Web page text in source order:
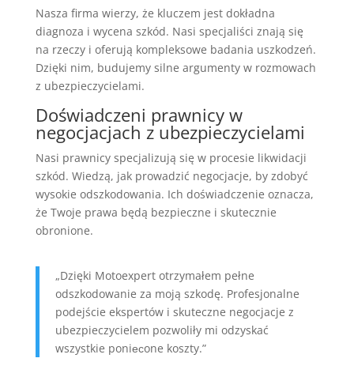
Nasza firma wierzy, że kluczem jest dokładna
diagnoza i wycena szkód. Nasi specjaliści znają się
na rzeczy i oferują kompleksowe badania uszkodzeń.
Dzięki nim, budujemy silne argumenty w rozmowach
z ubezpieczycielami.
Doświadczeni prawnicy w
negocjacjach z ubezpieczycielami
Nasi prawnicy specjalizują się w procesie likwidacji
szkód. Wiedzą, jak prowadzić negocjacje, by zdobyć
wysokie odszkodowania. Ich doświadczenie oznacza,
że Twoje prawa będą bezpieczne i skutecznie
obronione.
„Dzięki Motoexpert otrzymałem pełne
odszkodowanie za moją szkodę. Profesjonalne
podejście ekspertów i skuteczne negocjacje z
ubezpieczycielem pozwoliły mi odzyskać
wszystkie poniесone koszty.”